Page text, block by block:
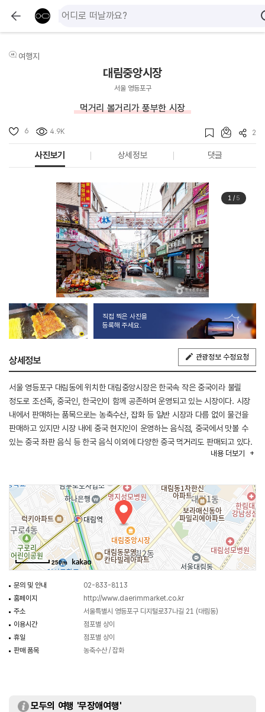
여행지
대림중앙시장
서울 영등포구
먹거리 볼거리가 풍부한 시장
6 4.9K 2
사진보기 상세정보 댓글
1/ 5
직접 찍은 사진을
등록해 주세요.
상세정보 관광정보 수정요청
서울 영등포구 대림동에 위치한 대림중앙시장은 한국속 작은 중국이라 불릴
정도로 조선족, 중국인, 한국인이 함께 공존하며 운영되고 있는 시장이다. 시장
내에서 판매하는 품목으로는 농축수산, 잡화 등 일반 시장과 다름 없이 물건을
판매하고 있지만 시장 내에 중국 현지인이 운영하는 음식점, 중국에서 맛볼 수
있는 중국 좌판 음식 등 한국 음식 이외에 다양한 중국 먹거리도 판매되고 있다.
내용 더보기
250m
문의 및 안내
02-833-8113
홈페이지
http://www.daerimmarket.co.kr
주소
서울특별시 영등포구 디지털로37나길 21 (대림동)
이용시간
점포별 상이
휴일
점포별 상이
판매 품목
농축수산 / 잡화
모두의 여행 '무장애여행'